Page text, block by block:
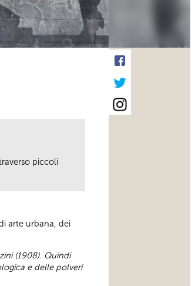
piccoli
arte urbana, dei
(1908). Quindi
e delle polveri